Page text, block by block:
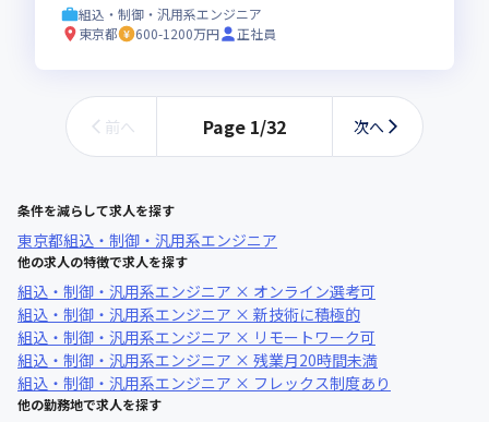
組込・制御・汎用系エンジニア
東京都
600-1200万円 正社員
前へ Page 1/32 次へ
条件を減らして求人を探す
東京都組込・制御・汎用系エンジニア
他の求人の特徴で求人を探す
組込・制御・汎用系エンジニア × オンライン選考可
組込・制御・汎用系エンジニア × 新技術に積極的
組込・制御・汎用系エンジニア × リモートワーク可
組込・制御・汎用系エンジニア × 残業月20時間未満
組込・制御・汎用系エンジニア × フレックス制度あり
他の勤務地で求人を探す